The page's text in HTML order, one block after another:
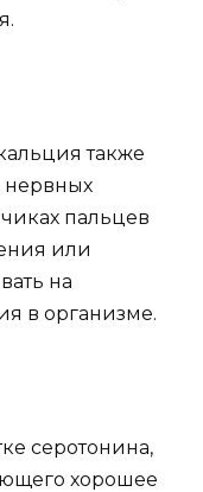
также
нервных
пальцев
или
на
в организме.
серотонина,
хорошее